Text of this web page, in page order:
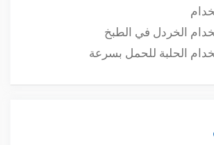
الخردل في الطبخ
الحلبة للحمل بسرعة